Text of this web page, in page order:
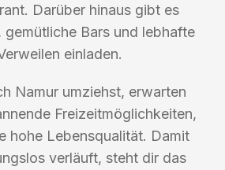
Darüber hinaus gibt es
gemütliche Bars und lebhafte
einladen.
Namur umziehst, erwarten
Freizeitmöglichkeiten,
hohe Lebensqualität. Damit
verläuft, steht dir das